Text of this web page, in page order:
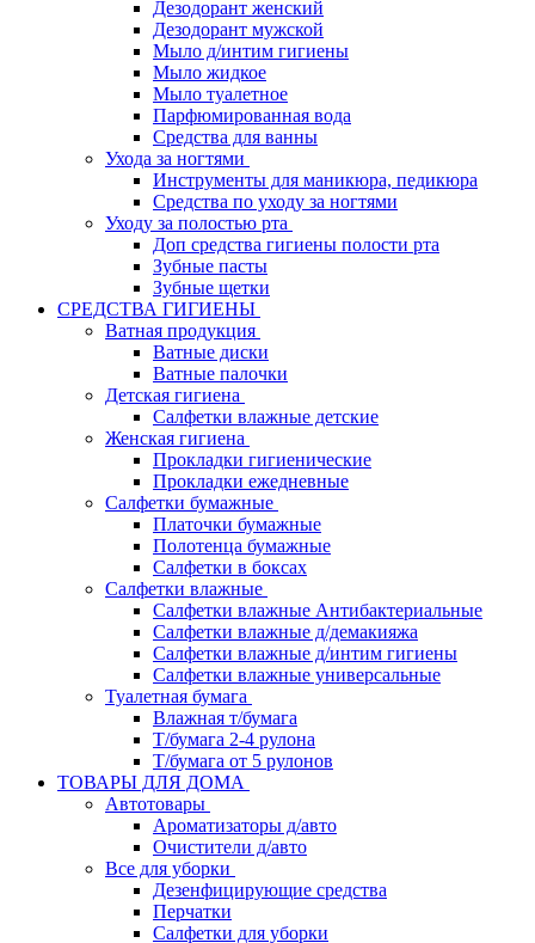
Дезодорант женский
Дезодорант мужской
Мыло д/интим гигиены
Мыло жидкое
Мыло туалетное
Парфюмированная вода
Средства для ванны
Ухода за ногтями
Инструменты для маникюра, педикюра
Средства по уходу за ногтями
Уходу за полостью рта
Доп средства гигиены полости рта
Зубные пасты
Зубные щетки
СРЕДСТВА ГИГИЕНЫ
Ватная продукция
Ватные диски
Ватные палочки
Детская гигиена
Салфетки влажные детские
Женская гигиена
Прокладки гигиенические
Прокладки ежедневные
Салфетки бумажные
Платочки бумажные
Полотенца бумажные
Салфетки в боксах
Салфетки влажные
Салфетки влажные Антибактериальные
Салфетки влажные д/демакияжа
Салфетки влажные д/интим гигиены
Салфетки влажные универсальные
Туалетная бумага
Влажная т/бумага
Т/бумага 2-4 рулона
Т/бумага от 5 рулонов
ТОВАРЫ ДЛЯ ДОМА
Автотовары
Ароматизаторы д/авто
Очистители д/авто
Все для уборки
Дезенфицирующие средства
Перчатки
Салфетки для уборки